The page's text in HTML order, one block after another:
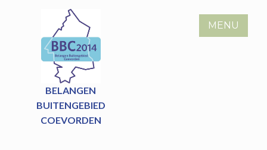
BELANGEN
BUITENGEBIED
COEVORDEN
MENU